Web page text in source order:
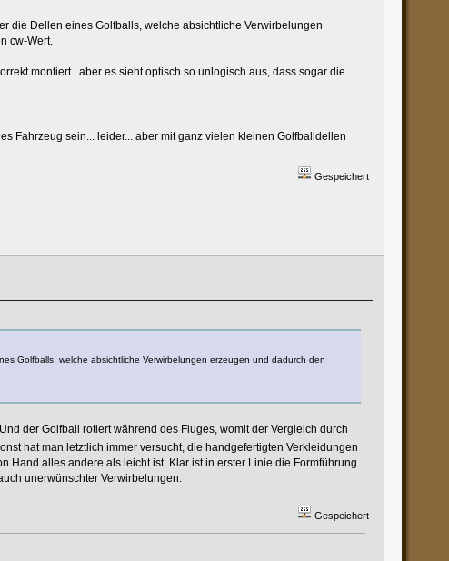
die Dellen eines Golfballs, welche absichtliche Verwirbelungen
cw-Wert.
montiert...aber es sieht optisch so unlogisch aus, dass sogar die
Fahrzeug sein... leider... aber mit ganz vielen kleinen Golfballdellen
Gespeichert
Golfballs, welche absichtliche Verwirbelungen erzeugen und dadurch den
der Golfball rotiert während des Fluges, womit der Vergleich durch
hat man letztlich immer versucht, die handgefertigten Verkleidungen
Hand alles andere als leicht ist. Klar ist in erster Linie die Formführung
unerwünschter Verwirbelungen.
Gespeichert